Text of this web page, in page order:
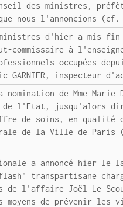
des ministres,
nous l'annoncions (cf.
d'hier a mis fin
commissaire à
occupées
GARNIER, inspecteur
de Mme Marie
de l'Etat, jusqu'alors
de soins, en qualité
de la Ville de Paris
a annoncé hier le
transpartisane
de l'affaire Joël Le
de prévenir les